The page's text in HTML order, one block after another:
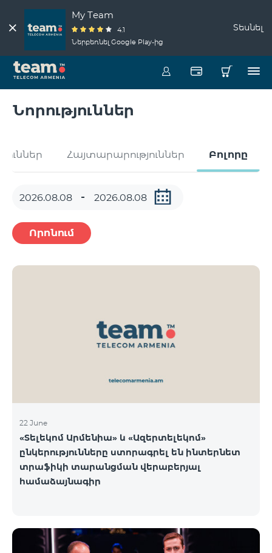
My Team
4.1
Ներբեռնել Google Play-ից
Տեսնել
Նորություններ
Հայտարարություններ Բոլորը
Որոնում
22 June
«Տելեկոմ Արմենիա» և «Ազերտելեկոմ»
ընկերությունները ստորագրել են ինտերնետ
տրաֆիկի տարանցման վերաբերյալ
համաձայնագիր